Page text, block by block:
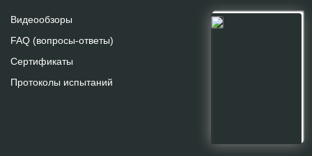
обработку персональных данных.
Видеообзоры
FAQ (вопросы-ответы)
Сертификаты
Протоколы испытаний